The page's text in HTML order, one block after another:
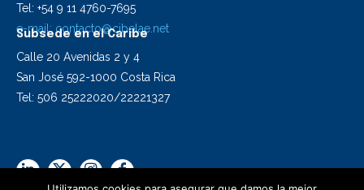
Tel: +54 9 11 4760-7695
e-mail: contacto@cibelae.net
Subsede en el Caribe
Calle 20 Avenidas 2 y 4
San José 592-1000 Costa Rica
Tel: 506 25222020/22221327